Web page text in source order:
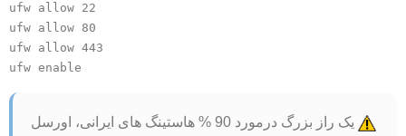
ufw allow 22
ufw allow 80
ufw allow 443
یک راز بزرگ درمورد 90 % هاستینگ های ایرانی، اورسل